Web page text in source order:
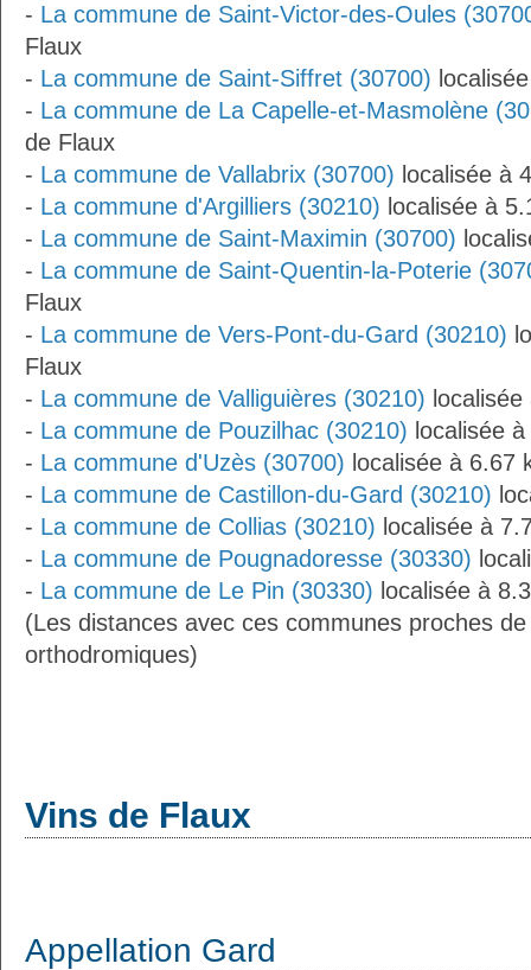
- La commune de Saint-Victor-des-Oules
Flaux
- La commune de Saint-Siffret (30700)
- La commune de La Capelle-et-Masmolène
de Flaux
- La commune de Vallabrix (30700) localisée à
- La commune d'Argilliers (30210) localisée à
- La commune de Saint-Maximin (30700)
- La commune de Saint-Quentin-la-Poterie
Flaux
- La commune de Vers-Pont-du-Gard (30210)
Flaux
- La commune de Valliguières (30210)
- La commune de Pouzilhac (30210) localisée
- La commune d'Uzès (30700) localisée à 6.67
- La commune de Castillon-du-Gard (30210)
- La commune de Collias (30210) localisée à
- La commune de Pougnadoresse (30330)
- La commune de Le Pin (30330) localisée à
(Les distances avec ces communes proches
orthodromiques)
Vins de Flaux
Appellation Gard